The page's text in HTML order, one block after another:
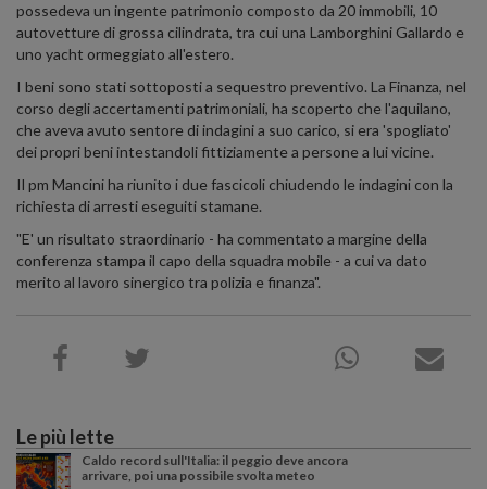
possedeva un ingente patrimonio composto da 20 immobili, 10
autovetture di grossa cilindrata, tra cui una Lamborghini Gallardo e
uno yacht ormeggiato all'estero.
I beni sono stati sottoposti a sequestro preventivo. La Finanza, nel
corso degli accertamenti patrimoniali, ha scoperto che l'aquilano,
che aveva avuto sentore di indagini a suo carico, si era 'spogliato'
dei propri beni intestandoli fittiziamente a persone a lui vicine.
Il pm Mancini ha riunito i due fascicoli chiudendo le indagini con la
richiesta di arresti eseguiti stamane.
"E' un risultato straordinario - ha commentato a margine della
conferenza stampa il capo della squadra mobile - a cui va dato
merito al lavoro sinergico tra polizia e finanza".
Le più lette
Caldo record sull'Italia: il peggio deve ancora
arrivare, poi una possibile svolta meteo